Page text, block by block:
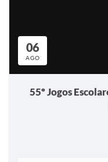
06
AGO
55º Jogos